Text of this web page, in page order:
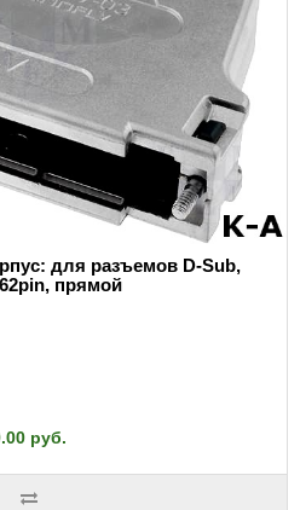
для разъемов D-Sub,
прямой
руб.